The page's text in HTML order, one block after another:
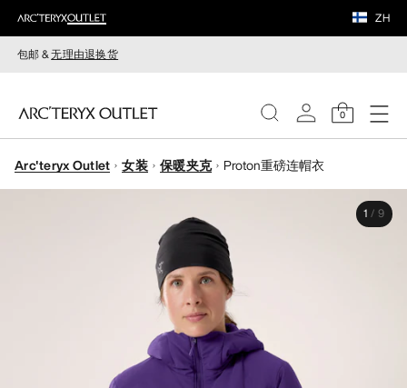
ZH
包邮 &无理由退换货
0
女装
Arc'teryx Outlet 女装 保暖夹克 Proton重磅连帽衣
1 / 9